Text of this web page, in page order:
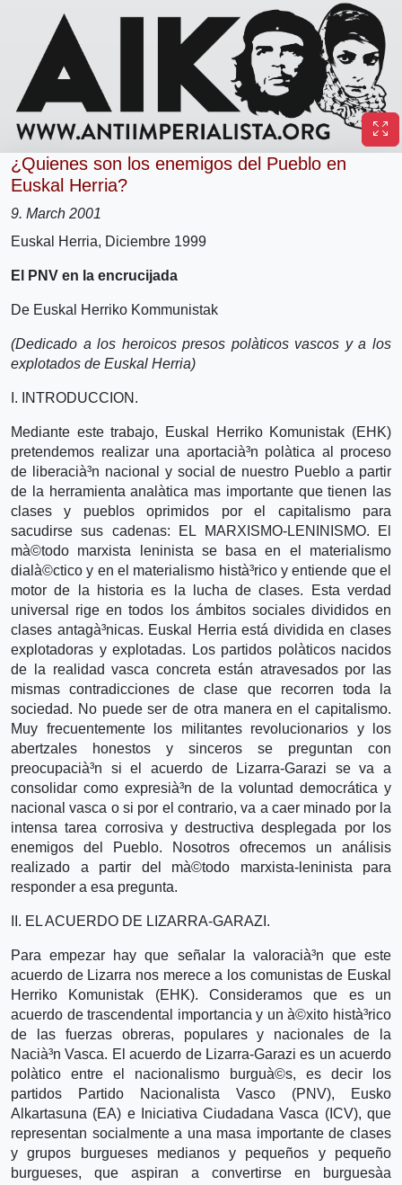
¿Quienes son los enemigos del Pueblo en
Euskal Herria?
9. March 2001
Euskal Herria, Diciembre 1999
El PNV en la encrucijada
De Euskal Herriko Kommunistak
(Dedicado a los heroicos presos polà­ticos vascos y a los
explotados de Euskal Herria)
I. INTRODUCCION.
Mediante este trabajo, Euskal Herriko Komunistak (EHK)
pretendemos realizar una aportacià³n polà­tica al proceso
de liberacià³n nacional y social de nuestro Pueblo a partir
de la herramienta analà­tica mas importante que tienen las
clases y pueblos oprimidos por el capitalismo para
sacudirse sus cadenas: EL MARXISMO-LENINISMO. El
mà©todo marxista leninista se basa en el materialismo
dialà©ctico y en el materialismo histà³rico y entiende que el
motor de la historia es la lucha de clases. Esta verdad
universal rige en todos los ámbitos sociales divididos en
clases antagà³nicas. Euskal Herria está dividida en clases
explotadoras y explotadas. Los partidos polà­ticos nacidos
de la realidad vasca concreta están atravesados por las
mismas contradicciones de clase que recorren toda la
sociedad. No puede ser de otra manera en el capitalismo.
Muy frecuentemente los militantes revolucionarios y los
abertzales honestos y sinceros se preguntan con
preocupacià³n si el acuerdo de Lizarra-Garazi se va a
consolidar como expresià³n de la voluntad democrática y
nacional vasca o si por el contrario, va a caer minado por la
intensa tarea corrosiva y destructiva desplegada por los
enemigos del Pueblo. Nosotros ofrecemos un análisis
realizado a partir del mà©todo marxista-leninista para
responder a esa pregunta.
II. EL ACUERDO DE LIZARRA-GARAZI.
Para empezar hay que señalar la valoracià³n que este
acuerdo de Lizarra nos merece a los comunistas de Euskal
Herriko Komunistak (EHK). Consideramos que es un
acuerdo de trascendental importancia y un à©xito histà³rico
de las fuerzas obreras, populares y nacionales de la
Nacià³n Vasca. El acuerdo de Lizarra-Garazi es un acuerdo
polà­tico entre el nacionalismo burguà©s, es decir los
partidos Partido Nacionalista Vasco (PNV), Eusko
Alkartasuna (EA) e Iniciativa Ciudadana Vasca (ICV), que
representan socialmente a una masa importante de clases
y grupos burgueses medianos y pequeños y pequeño
burgueses, que aspiran a convertirse en burguesà­a